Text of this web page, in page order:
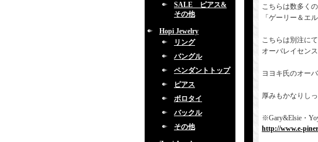
SALE ピアス&
その他
Hopi Jewelry
リング
バングル
ペンダントトップ
ピアス
ボロタイ
バックル
その他
こちらは数多く
「ゲーリー＆エ
こちらは別注に
オーバレイセン
ヨヨキ氏のオー
厚みもかなりし
※Gary&Elsie・
http://www.e-